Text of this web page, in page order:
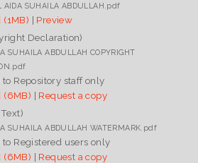
AIDA SUHAILA ABDULLAH.pdf
| Preview
Declaration)
SUHAILA ABDULLAH COPYRIGHT
to Repository staff only
(6MB) | Request a copy
SUHAILA ABDULLAH WATERMARK.pdf
to Registered users only
(6MB) | Request a copy